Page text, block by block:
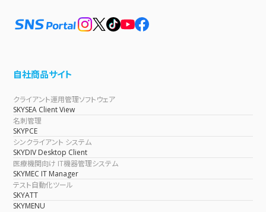
自社商品サイト
クライアント運用管理ソフトウェア
SKYSEA Client View
名刺管理
SKYPCE
シンクライアント システム
SKYDIV Desktop Client
医療機関向け IT機器管理システム
SKYMEC IT Manager
テスト自動化ツール
SKYATT
SKYMENU